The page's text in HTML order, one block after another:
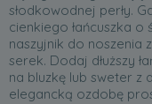
słodkowodnej perły.
cienkiego łańcuszka o
naszyjnik do noszenia
serek. Dodaj dłuższy
na bluzkę lub sweter z
elegancką ozdobę